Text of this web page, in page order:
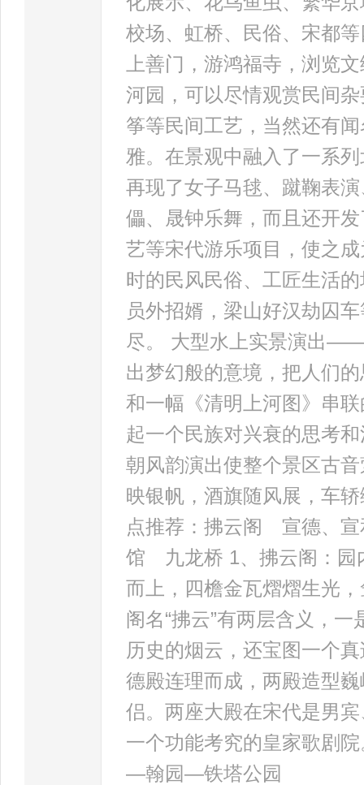
校场、虹桥、民俗、宋都
上善门，游鸿福寺，浏览
河园，可以尽情观赏民间
筝等民间工艺，当然还有
雅。在景观中融入了一系
再现了女子马毬、蹴鞠表
儡、晟钟乐舞，而且还开
艺等宋代游乐项目，使之
时的民风民俗、工匠生活
员外招婿，梁山好汉劫囚
尽。 大型水上实景演出
出梦幻般的意境，把人们
和一幅《清明上河图》串
起一个民族对兴衰的思考
朝风韵演出使整个景区古
映银帆，酒旗随风展，车
点推荐：拂云阁 宣德
馆 九龙桥 1、拂云阁：园
而上，四檐金瓦熠熠生光
阁名“拂云”有两层含义，
历史的烟云，还宝图一个
德殿连理而成，两殿造型
侣。两座大殿在宋代是男
一个功能考究的皇家歌剧
—翰园—铁塔公园